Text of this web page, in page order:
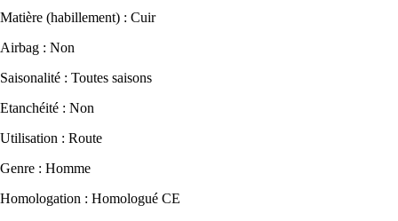
Matière (habillement) : Cuir
Airbag : Non
Saisonalité : Toutes saisons
Etanchéité : Non
Utilisation : Route
Genre : Homme
Homologation : Homologué CE